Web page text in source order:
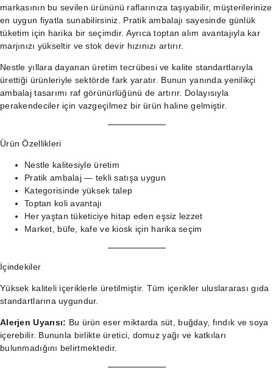
markasının bu sevilen ürününü raflarınıza taşıyabilir, müşterilerinize
en uygun fiyatla sunabilirsiniz. Pratik ambalajı sayesinde günlük
tüketim için harika bir seçimdir. Ayrıca toptan alım avantajıyla kar
marjınızı yükseltir ve stok devir hızınızı artırır.
Nestle yıllara dayanan üretim tecrübesi ve kalite standartlarıyla
ürettiği ürünleriyle sektörde fark yaratır. Bunun yanında yenilikçi
ambalaj tasarımı raf görünürlüğünü de artırır. Dolayısıyla
perakendeciler için vazgeçilmez bir ürün haline gelmiştir.
Ürün Özellikleri
Nestle kalitesiyle üretim
Pratik ambalaj — tekli satışa uygun
Kategorisinde yüksek talep
Toptan koli avantajı
Her yaştan tüketiciye hitap eden eşsiz lezzet
Market, büfe, kafe ve kiosk için harika seçim
İçindekiler
Yüksek kaliteli içeriklerle üretilmiştir. Tüm içerikler uluslararası gıda
standartlarına uygundur.
Alerjen Uyarısı: Bu ürün eser miktarda süt, buğday, fındık ve soya
içerebilir. Bununla birlikte üretici, domuz yağı ve katkıları
bulunmadığını belirtmektedir.